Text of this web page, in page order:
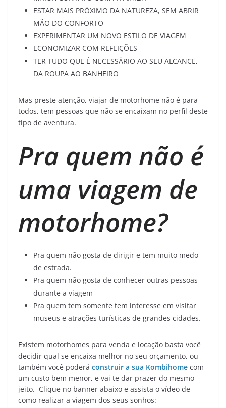
ESTAR MAIS PRÓXIMO DA NATUREZA, SEM ABRIR
MÃO DO CONFORTO
EXPERIMENTAR UM NOVO ESTILO DE VIAGEM
ECONOMIZAR COM REFEIÇÕES
TER TUDO QUE É NECESSÁRIO AO SEU ALCANCE,
DA ROUPA AO BANHEIRO
Mas preste atenção, viajar de motorhome não é para
todos, tem pessoas que não se encaixam no perfil deste
tipo de aventura.
Pra quem não é
uma viagem de
motorhome?
Pra quem não gosta de dirigir e tem muito medo
de estrada.
Pra quem não gosta de conhecer outras pessoas
durante a viagem
Pra quem tem somente tem interesse em visitar
museus e atrações turísticas de grandes cidades.
Existem motorhomes para venda e locação basta você
decidir qual se encaixa melhor no seu orçamento, ou
também você poderá construir a sua Kombihome com
um custo bem menor, e vai te dar prazer do mesmo
jeito. Clique no banner abaixo e assista o vídeo de
como realizar a viagem dos seus sonhos: